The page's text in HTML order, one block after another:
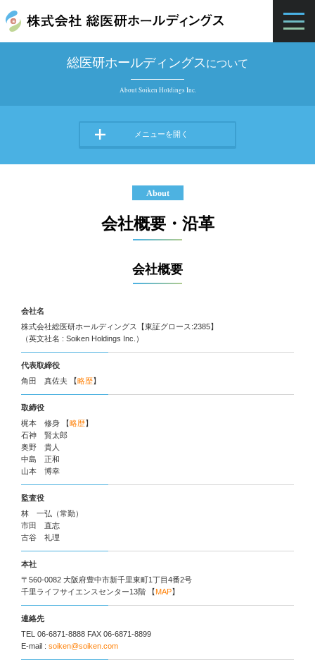
総医研ホールディングスについて
About Soiken Holdings Inc.
About
会社概要・沿革
会社概要
会社名
株式会社総医研ホールディングス【東証グロース:2385】
（英文社名 : Soiken Holdings Inc.）
代表取締役
角田 真佐夫 【略歴】
取締役
梶本 修身 【略歴】
石神 賢太郎
奥野 貴人
中島 正和
山本 博幸
監査役
林 一弘（常勤）
市田 直志
古谷 礼理
本社
〒560-0082 大阪府豊中市新千里東町1丁目4番2号
千里ライフサイエンスセンター13階 【MAP】
連絡先
TEL 06-6871-8888 FAX 06-6871-8899
E-mail : soiken@soiken.com